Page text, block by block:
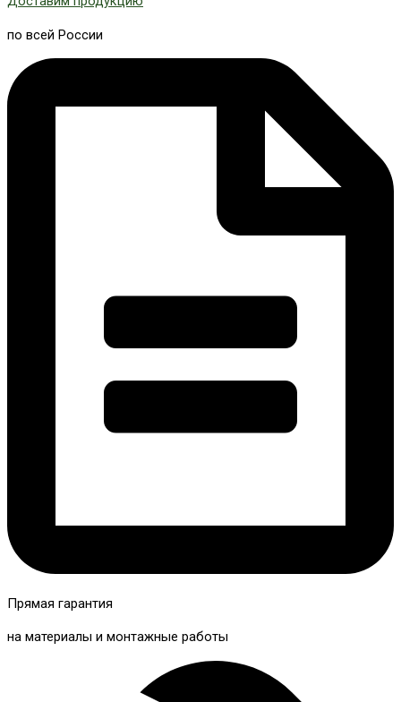
по всей России
Прямая гарантия
на материалы и монтажные работы